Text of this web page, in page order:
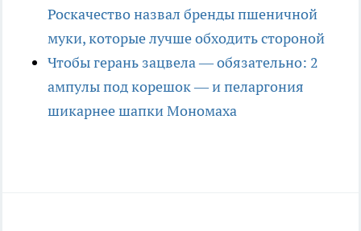
Роскачество назвал бренды пшеничной
муки, которые лучше обходить стороной
Чтобы герань зацвела — обязательно: 2
ампулы под корешок — и пеларгония
шикарнее шапки Мономаха